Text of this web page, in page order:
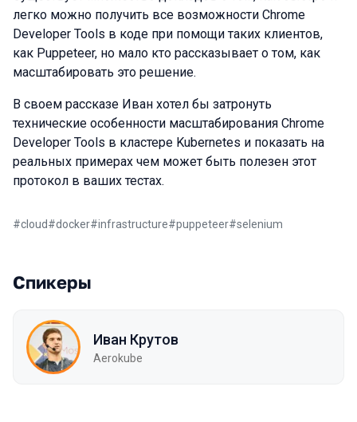
легко можно получить все возможности Chrome
Developer Tools в коде при помощи таких клиентов,
как Puppeteer, но мало кто рассказывает о том, как
масштабировать это решение.
В своем рассказе Иван хотел бы затронуть
технические особенности масштабирования Chrome
Developer Tools в кластере Kubernetes и показать на
реальных примерах чем может быть полезен этот
протокол в ваших тестах.
#cloud#docker#infrastructure#puppeteer#selenium
Спикеры
Иван Крутов
Aerokube